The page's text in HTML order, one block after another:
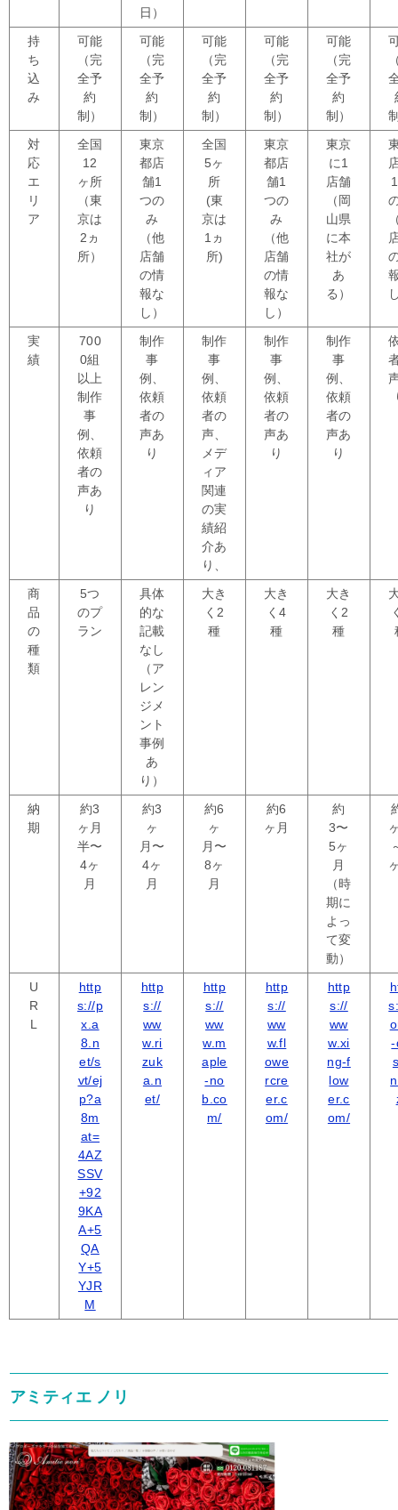
日）
持
ち
込
み
可能
（完
全予
約
制）
可能
（完
全予
約
制）
可能
（完
全予
約
制）
可能
（完
全予
約
制）
可能
（完
全予
約
制）
対
応
エ
リ
ア
全国
12
ヶ所
（東
京は
2ヵ
所）
東京
都店
舗1
つの
み
（他
店舗
の情
報な
し）
全国
5ヶ
所
(東
京は
1ヵ
所)
東京
都店
舗1
つの
み
（他
店舗
の情
報な
し）
東京
に1
店舗
（岡
山県
に本
社が
あ
る）
実
績
700
0組
以上
制作
事
例、
依頼
者の
声あ
り
制作
事
例、
依頼
者の
声あ
り
制作
事
例、
依頼
者の
声、
メデ
ィア
関連
の実
績紹
介あ
り、
制作
事
例、
依頼
者の
声あ
り
制作
事
例、
依頼
者の
声あ
り
商
品
の
種
類
5つ
のプ
ラン
具体
的な
記載
なし
（ア
レン
ジメ
ント
事例
あ
り）
大き
く2
種
大き
く4
種
大き
く2
種
納
期
約3
ヶ月
半〜
4ヶ
月
約3
ヶ
月〜
4ヶ
月
約6
ヶ
月〜
8ヶ
月
約6
ヶ月
約
3〜
5ヶ
月
（時
期に
よっ
て変
動）
U
R
L
http
s://p
x.a
8.n
et/s
vt/ej
p?a
8m
at=
4AZ
SSV
+92
9KA
A+5
QA
Y+5
YJR
M
http
s://
ww
w.ri
zuk
a.n
et/
http
s://
ww
w.m
aple
-no
b.co
m/
http
s://
ww
w.fl
owe
rcre
er.c
om/
http
s://
ww
w.xi
ng-f
low
er.c
om/
-
アミティエ ノリ